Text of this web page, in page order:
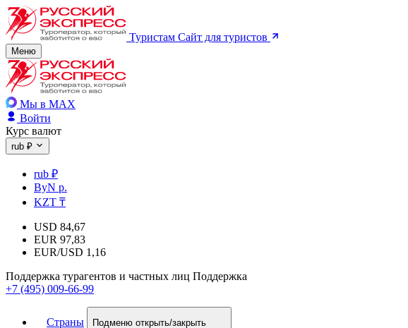
Туристам Сайт для туристов
Меню
Мы в MAX
Войти
Курс валют
rub ₽
rub ₽
ByN р.
KZT ₸
USD 84,67
EUR 97,83
EUR/USD 1,16
Поддержка турагентов и частных лиц Поддержка
+7 (495) 009-66-99
Страны
Подменю открыть/закрыть